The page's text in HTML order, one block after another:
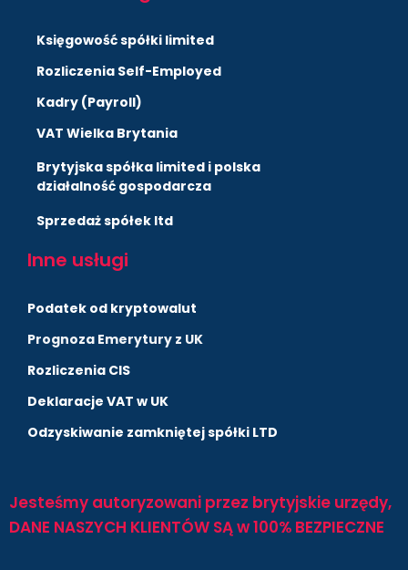
Księgowość spółki limited
Rozliczenia Self-Employed
Kadry (Payroll)
VAT Wielka Brytania
Brytyjska spółka limited i polska
działalność gospodarcza
Sprzedaż spółek ltd
Inne usługi
Podatek od kryptowalut
Prognoza Emerytury z UK
Rozliczenia CIS
Deklaracje VAT w UK
Odzyskiwanie zamkniętej spółki LTD
Jesteśmy autoryzowani przez brytyjskie urzędy,
DANE NASZYCH KLIENTÓW SĄ w 100% BEZPIECZNE